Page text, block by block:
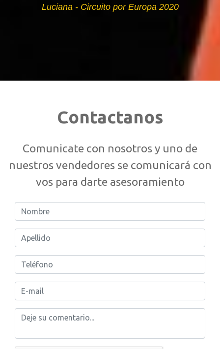
Luciana - Circuito por Europa 2020
Contactanos
Comunicate con nosotros y uno de
nuestros vendedores se comunicará con
vos para darte asesoramiento